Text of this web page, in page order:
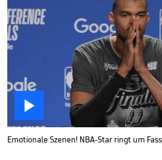

Emotionale Szenen! NBA-Star ringt um